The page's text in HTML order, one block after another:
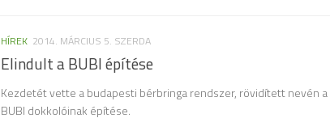
HÍREK 2014. MÁRCIUS 5. SZERDA
Elindult a BUBI építése
Kezdetét vette a budapesti bérbringa rendszer, rövidített nevén a
BUBI dokkolóinak építése.